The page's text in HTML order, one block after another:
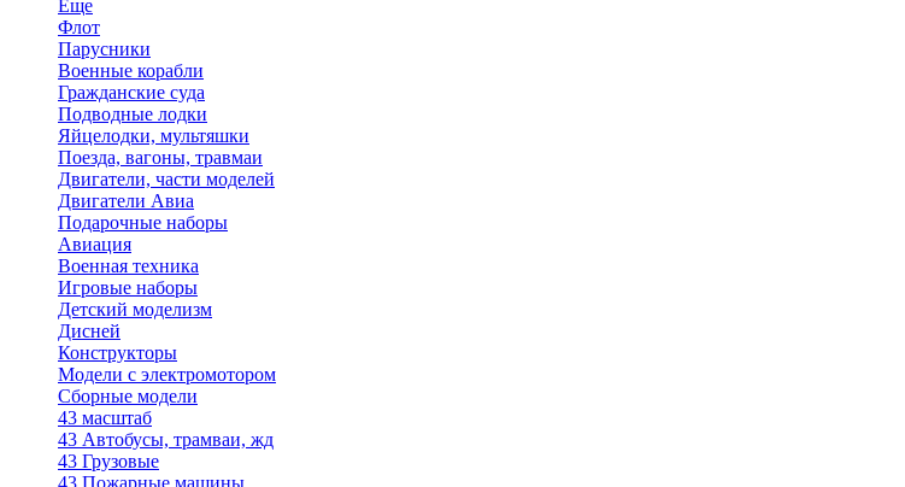
Еще
Флот
Парусники
Военные корабли
Гражданские суда
Подводные лодки
Яйцелодки, мультяшки
Поезда, вагоны, травмаи
Двигатели, части моделей
Двигатели Авиа
Подарочные наборы
Авиация
Военная техника
Игровые наборы
Детский моделизм
Дисней
Конструкторы
Модели с электромотором
Сборные модели
43 масштаб
43 Автобусы, трамваи, жд
43 Грузовые
43 Пожарные машины